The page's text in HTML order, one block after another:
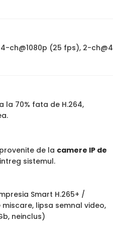
ch@1080p (25 fps), 2-ch@4
la 70% fata de H.264,
de la camere IP de
sistemul.
Smart H.265+ /
lipsa semnal video,
neinclus)